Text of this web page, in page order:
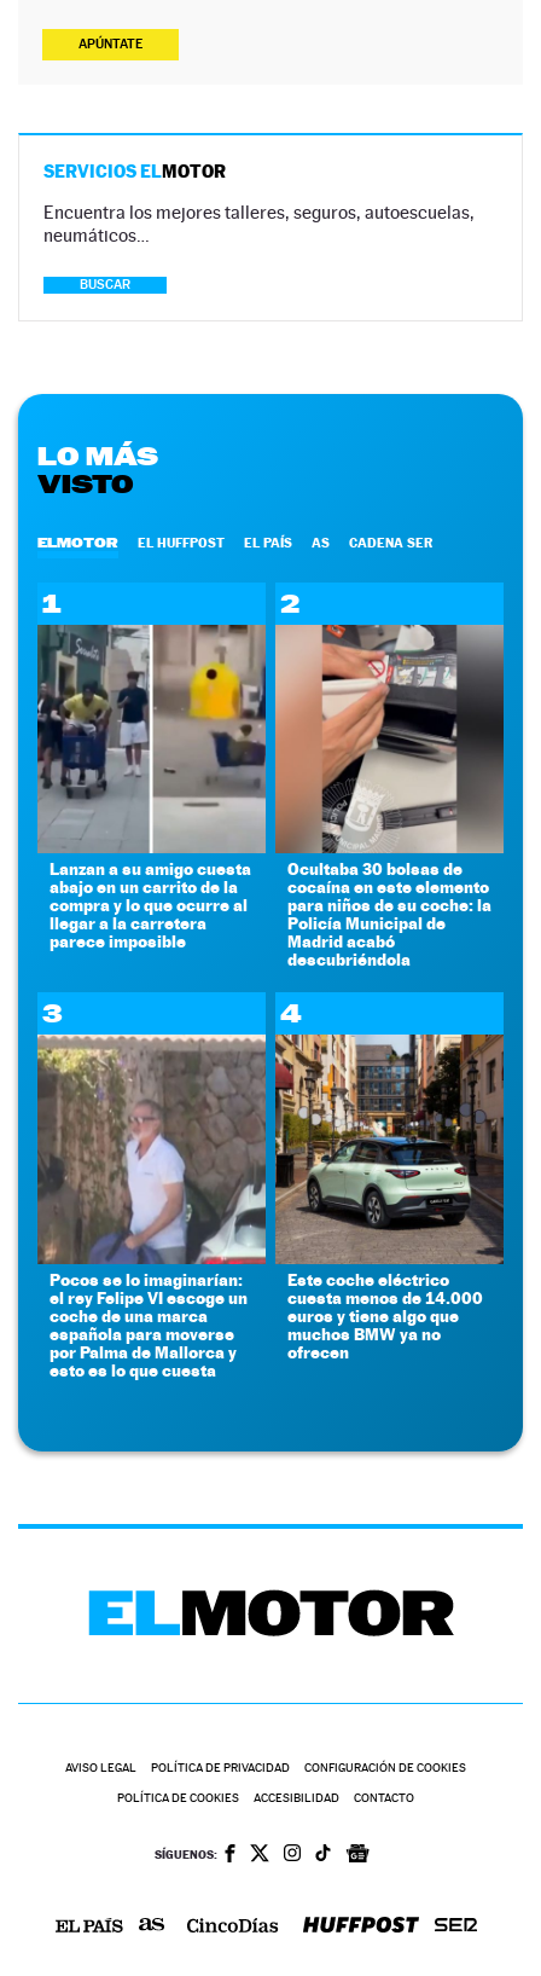
APÚNTATE
SERVICIOS ELMOTOR
Encuentra los mejores talleres, seguros, autoescuelas,
neumáticos…
BUSCAR
LO MÁS
VISTO
ELMOTOR EL HUFFPOST EL PAÍS AS CADENA SER
1
Lanzan a su amigo cuesta
abajo en un carrito de la
compra y lo que ocurre al
llegar a la carretera
parece imposible
2
Ocultaba 30 bolsas de
cocaína en este elemento
para niños de su coche: la
Policía Municipal de
Madrid acabó
descubriéndola
3
Pocos se lo imaginarían:
el rey Felipe VI escoge un
coche de una marca
española para moverse
por Palma de Mallorca y
esto es lo que cuesta
4
Este coche eléctrico
cuesta menos de 14.000
euros y tiene algo que
muchos BMW ya no
ofrecen
AVISO LEGAL POLÍTICA DE PRIVACIDAD CONFIGURACIÓN DE COOKIES
POLÍTICA DE COOKIES ACCESIBILIDAD CONTACTO
SÍGUENOS: